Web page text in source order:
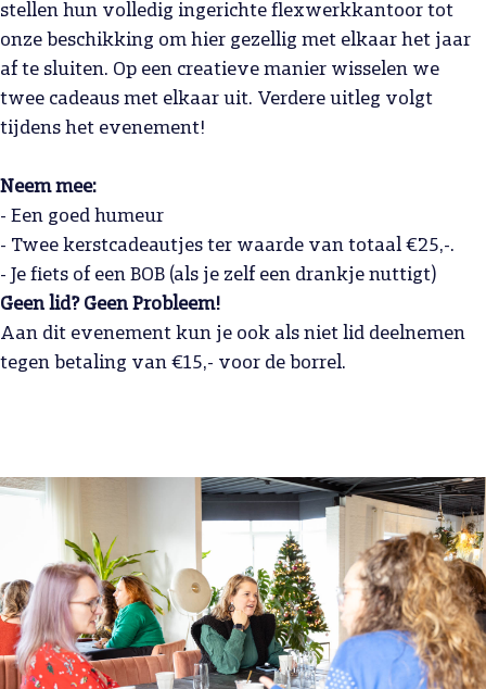
stellen hun volledig ingerichte flexwerkkantoor tot
onze beschikking om hier gezellig met elkaar het jaar
af te sluiten. Op een creatieve manier wisselen we
twee cadeaus met elkaar uit. Verdere uitleg volgt
tijdens het evenement!
Neem mee:
- Een goed humeur
- Twee kerstcadeautjes ter waarde van totaal €25,-.
- Je fiets of een BOB (als je zelf een drankje nuttigt)
Geen lid? Geen Probleem!
Aan dit evenement kun je ook als niet lid deelnemen
tegen betaling van €15,- voor de borrel.